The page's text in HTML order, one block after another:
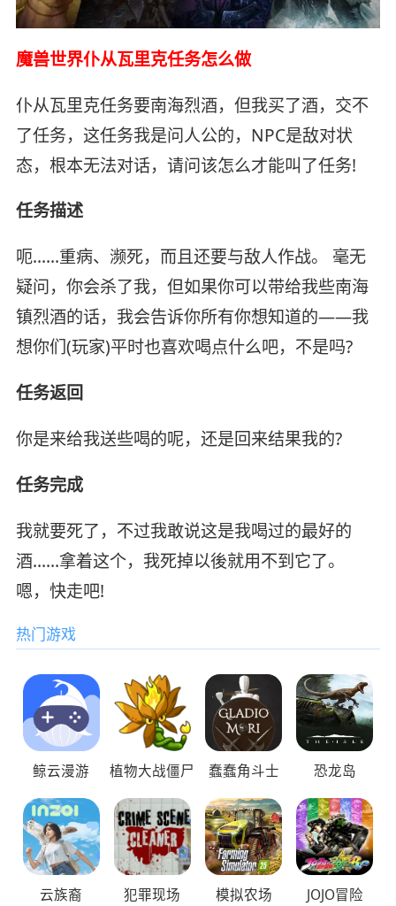
魔兽世界仆从瓦里克任务怎么做
仆从瓦里克任务要南海烈酒，但我买了酒，交不
了任务，这任务我是问人公的，NPC是敌对状
态，根本无法对话，请问该怎么才能叫了任务!
任务描述
呃……重病、濒死，而且还要与敌人作战。 毫无
疑问，你会杀了我，但如果你可以带给我些南海
镇烈酒的话，我会告诉你所有你想知道的——我
想你们(玩家)平时也喜欢喝点什么吧，不是吗?
任务返回
你是来给我送些喝的呢，还是回来结果我的?
任务完成
我就要死了，不过我敢说这是我喝过的最好的
酒……拿着这个，我死掉以後就用不到它了。
嗯，快走吧!
热门游戏
鲸云漫游 植物大战僵尸 蠢蠢角斗士 恐龙岛
云族裔 犯罪现场 模拟农场 JOJO冒险